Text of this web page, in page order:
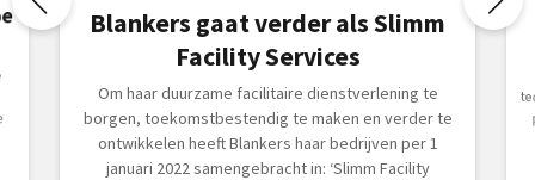
Blankers gaat verder als Slimm
Facility Services
Om haar duurzame facilitaire dienstverlening te
borgen, toekomstbestendig te maken en verder te
ontwikkelen heeft Blankers haar bedrijven per 1
januari 2022 samengebracht in: ‘Slimm Facility